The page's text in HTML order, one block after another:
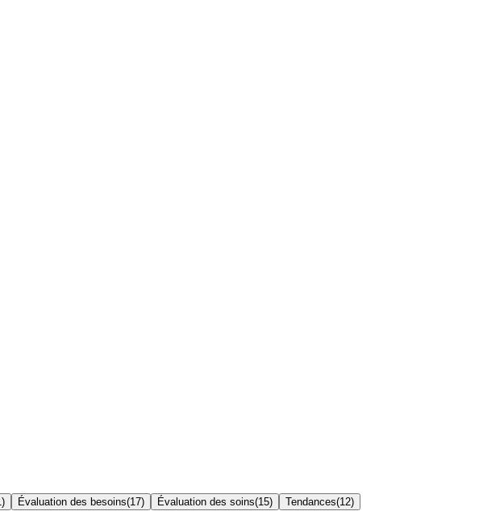
) Évaluation des besoins(17) Évaluation des soins(15) Tendances(12)